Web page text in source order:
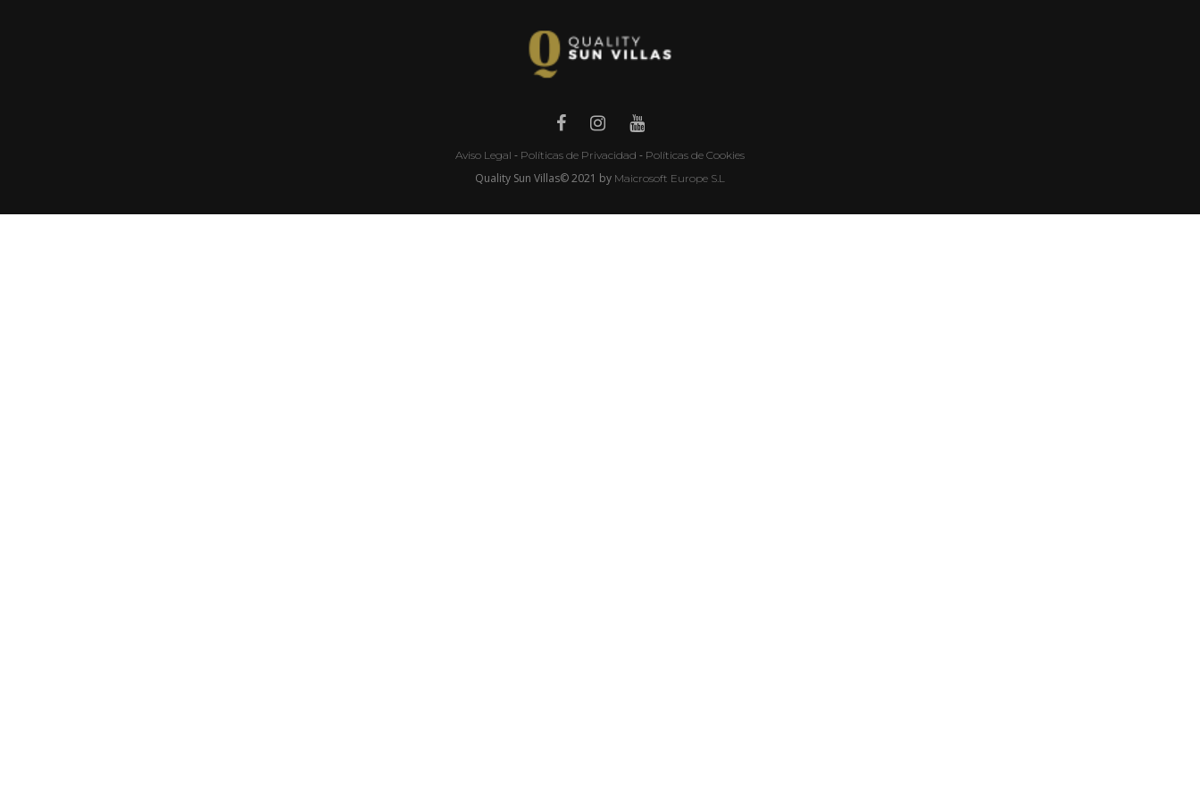
Aviso Legal - Políticas de Privacidad - Políticas de Cookies
Quality Sun Villas© 2021 by Maicrosoft Europe S.L